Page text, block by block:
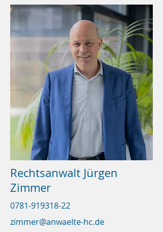
Rechtsanwalt Jürgen
Zimmer
0781-919318-22
zimmer@anwaelte-hc.de